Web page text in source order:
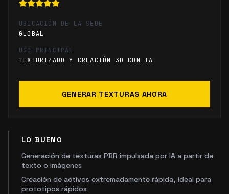
UBICACIÓN DE LA SEDE
GLOBAL
USO PRINCIPAL
TEXTURIZADO Y CREACIÓN 3D CON IA
GENERAR TEXTURAS AHORA
LO BUENO
Generación de texturas PBR impulsada por IA a partir de
texto o imágenes
Creación de activos extremadamente rápida, ideal para
prototipos rápidos